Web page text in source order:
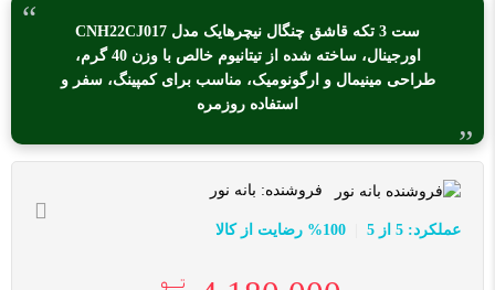
ست 3 تکه قاشق چنگال نیچرهایک مدل CNH22CJ017
اورجینال، ساخته شده از تیتانیوم خالص با وزن 40 گرم،
طراحی مینیمال و ارگونومیک، مناسب برای کمپینگ، سفر و
استفاده روزمره
فروشنده: بانه نور
عملکرد: 5 از 5 100% رضایت از کالا